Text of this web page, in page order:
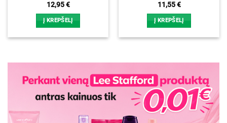
12,95€
Į KREPŠELĮ
11,55€
Į KREPŠELĮ